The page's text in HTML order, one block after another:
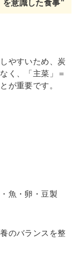
意識した食事”
やすいため、炭
く、「主菜」＝
が重要です。
魚・卵・豆製
のバランスを整